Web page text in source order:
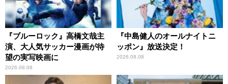
『ブルーロック』高橋文哉主
演、大人気サッカー漫画が待
望の実写映画に
2026.08.08
『中島健人のオールナイトニ
ッポン』放送決定！
2026.08.08